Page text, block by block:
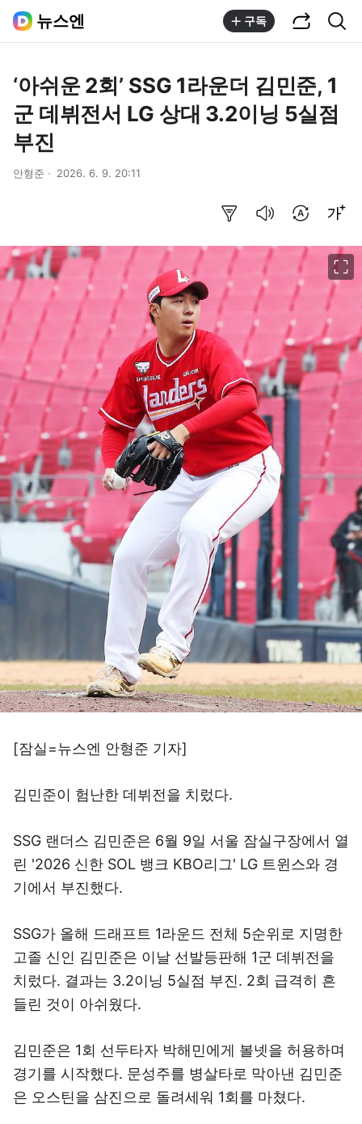
뉴스엔 구독
‘아쉬운 2회’ SSG 1라운더 김민준, 1
군 데뷔전서 LG 상대 3.2이닝 5실점
부진
안형준 2026. 6. 9. 20:11
[잠실=뉴스엔 안형준 기자]
김민준이 험난한 데뷔전을 치렀다.
SSG 랜더스 김민준은 6월 9일 서울 잠실구장에서 열
린 '2026 신한 SOL 뱅크 KBO리그' LG 트윈스와 경
기에서 부진했다.
SSG가 올해 드래프트 1라운드 전체 5순위로 지명한
고졸 신인 김민준은 이날 선발등판해 1군 데뷔전을
치렀다. 결과는 3.2이닝 5실점 부진. 2회 급격히 흔
들린 것이 아쉬웠다.
김민준은 1회 선두타자 박해민에게 볼넷을 허용하며
경기를 시작했다. 문성주를 병살타로 막아낸 김민준
은 오스틴을 삼진으로 돌려세워 1회를 마쳤다.